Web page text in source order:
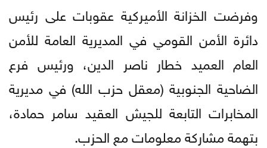
وفرضت الخزانة الأميركية عقوبات على رئيس
دائرة الأمن القومي في المديرية العامة للأمن
العام العميد خطار ناصر الدين، ورئيس فرع
الضاحية الجنوبية (معقل حزب الله) في مديرية
المخابرات التابعة للجيش العقيد سامر حمادة،
بتهمة مشاركة معلومات مع الحزب.